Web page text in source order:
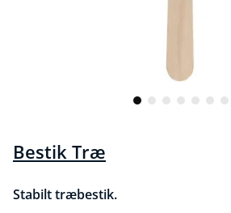
Bestik Træ
Stabilt træbestik.